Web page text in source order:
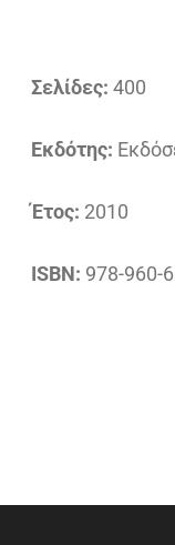
Σελίδες: 400
Εκδότης:
Έτος: 2010
ISBN: 978-960-